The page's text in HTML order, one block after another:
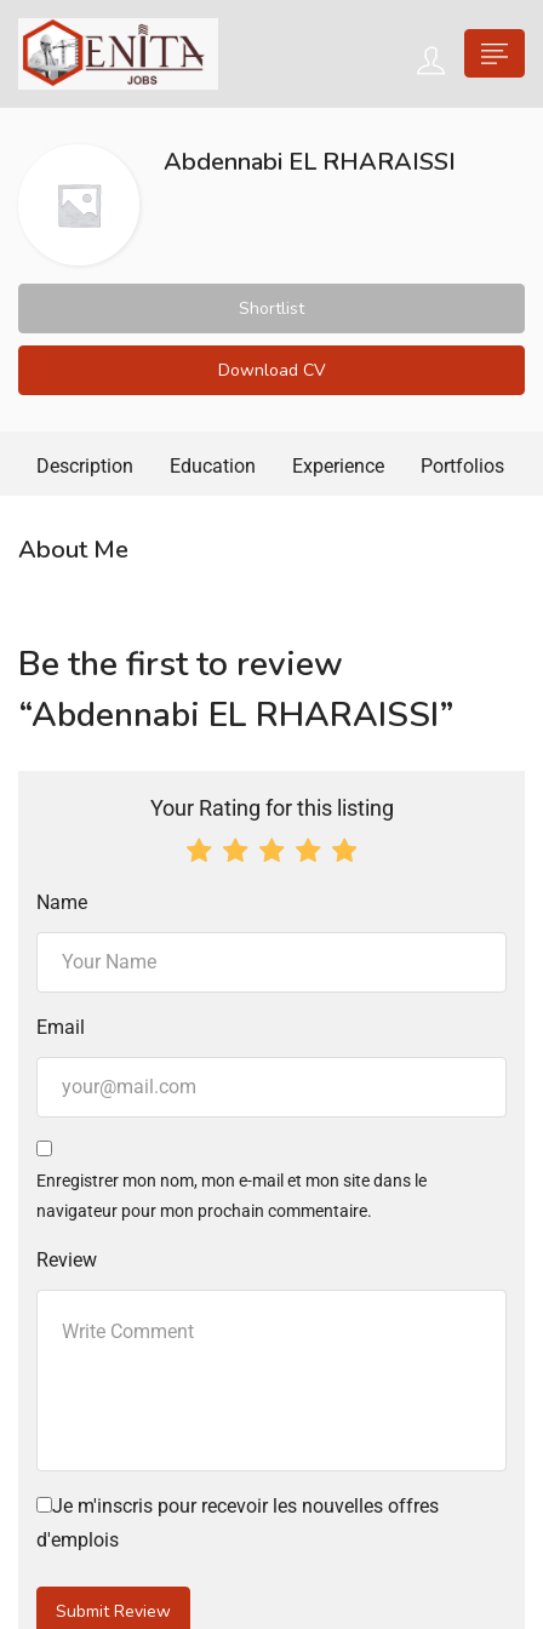
Abdennabi EL RHARAISSI
Shortlist
Download CV
Description Education Experience Portfolios
About Me
Be the first to review
“Abdennabi EL RHARAISSI”
Your Rating for this listing
Name
Email
Enregistrer mon nom, mon e-mail et mon site dans le
navigateur pour mon prochain commentaire.
Review
Je m'inscris pour recevoir les nouvelles offres
d'emplois